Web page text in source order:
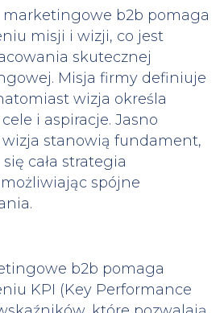
marketingowe b2b pomaga
misji i wizji, co jest
skutecznej
Misja firmy definiuje
wizja określa
i aspiracje. Jasno
stanowią fundament,
cała strategia
spójne
b2b pomaga
KPI (Key Performance